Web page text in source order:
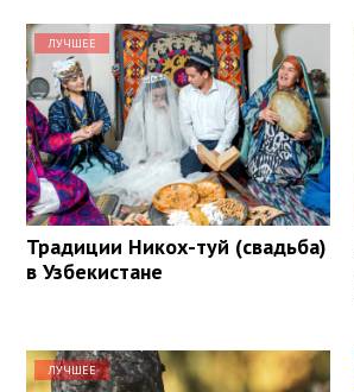
ЛУЧШЕЕ
Традиции Никох-туй (свадьба)
в Узбекистане
ЛУЧШЕЕ